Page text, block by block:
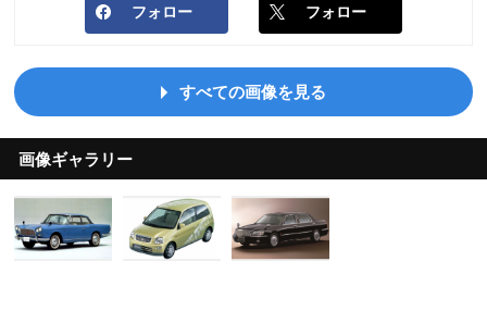
フォロー フォロー
すべての画像を見る
画像ギャラリー